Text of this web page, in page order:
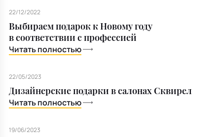
Детская посуда
Декоративные блюда
Мебель для ванной
Аксессуары для ванной
Полотенцесушители, Радиаторы
Подушки-вкладыши
Декор дома
Терраса и балкон
22/12/2022
Выбираем подарок к Новому году
в соответствии с профессией
Читать полностью
22/05/2023
Дизайнерские подарки в салонах Сквирел
Читать полностью
19/06/2023